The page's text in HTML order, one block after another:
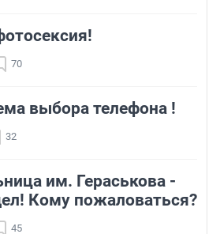
70
выбора телефона !
32
им. Гераськова -
Кому пожаловаться?
45